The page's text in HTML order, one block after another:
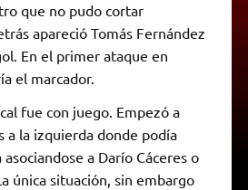
que no pudo cortar
apareció Tomás Fernández
En el primer ataque en
el marcador.
fue con juego. Empezó a
a la izquierda donde podía
a Darío Cáceres o
única situación, sin embargo